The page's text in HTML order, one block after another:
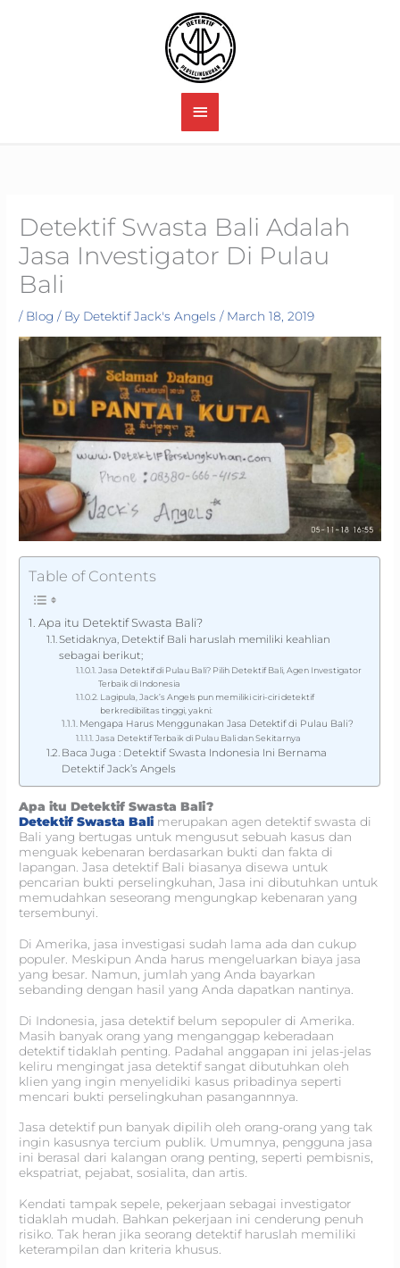
MAIN
Detektif Swasta Bali Adalah
Jasa Investigator Di Pulau
Bali
/ Blog / By Detektif Jack's Angels/ March 18, 2019
Table of Contents
Apa itu Detektif Swasta Bali?
Setidaknya, Detektif Bali haruslah memiliki keahlian
sebagai berikut;
Jasa Detektif di Pulau Bali? Pilih Detektif Bali, Agen Investigator
Terbaik di Indonesia
Lagipula, Jack’s Angels pun memiliki ciri-ciri detektif
berkredibilitas tinggi, yakni:
Mengapa Harus Menggunakan Jasa Detektif di Pulau Bali?
Jasa Detektif Terbaik di Pulau Bali dan Sekitarnya
Baca Juga : Detektif Swasta Indonesia Ini Bernama
Detektif Jack’s Angels
Apa itu Detektif Swasta Bali?
Detektif Swasta Bali merupakan agen detektif swasta di
Bali yang bertugas untuk mengusut sebuah kasus dan
menguak kebenaran berdasarkan bukti dan fakta di
lapangan. Jasa detektif Bali biasanya disewa untuk
pencarian bukti perselingkuhan, Jasa ini dibutuhkan untuk
memudahkan seseorang mengungkap kebenaran yang
tersembunyi.
Di Amerika, jasa investigasi sudah lama ada dan cukup
populer. Meskipun Anda harus mengeluarkan biaya jasa
yang besar. Namun, jumlah yang Anda bayarkan
sebanding dengan hasil yang Anda dapatkan nantinya.
Di Indonesia, jasa detektif belum sepopuler di Amerika.
Masih banyak orang yang menganggap keberadaan
detektif tidaklah penting. Padahal anggapan ini jelas-jelas
keliru mengingat jasa detektif sangat dibutuhkan oleh
klien yang ingin menyelidiki kasus pribadinya seperti
mencari bukti perselingkuhan pasangannnya.
Jasa detektif pun banyak dipilih oleh orang-orang yang tak
ingin kasusnya tercium publik. Umumnya, pengguna jasa
ini berasal dari kalangan orang penting, seperti pembisnis,
ekspatriat, pejabat, sosialita, dan artis.
Kendati tampak sepele, pekerjaan sebagai investigator
tidaklah mudah. Bahkan pekerjaan ini cenderung penuh
risiko. Tak heran jika seorang detektif haruslah memiliki
keterampilan dan kriteria khusus.